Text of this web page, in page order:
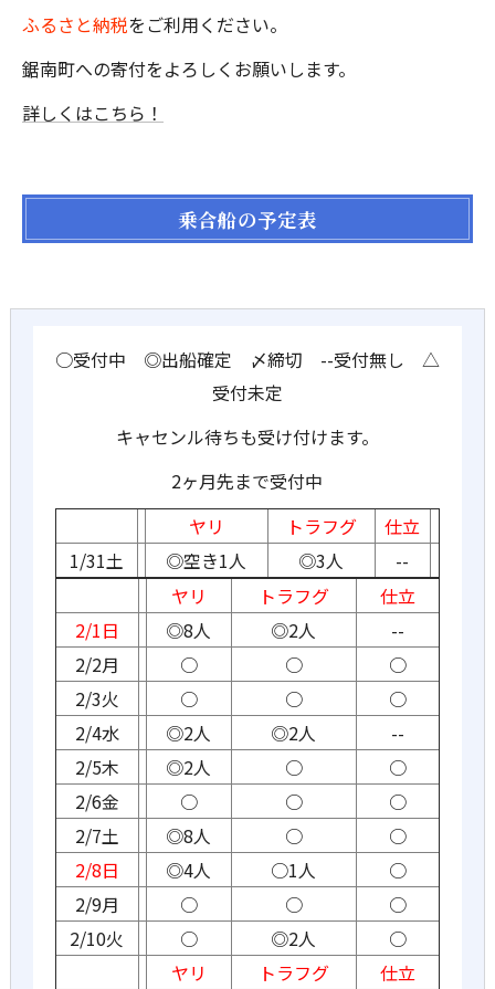
ふるさと納税をご利用ください。
鋸南町への寄付をよろしくお願いします。
詳しくはこちら！
乗合船の予定表
○受付中 ◎出船確定 〆締切 --受付無し △
受付未定
キャセンル待ちも受け付けます。
2ヶ月先まで受付中
ヤリ
トラフグ
仕立
1/31土
◎空き1人 ◎3人
--
ヤリ
トラフグ
仕立
2/1日
◎8人 ◎2人
--
2/2月
○ ○
○
2/3火
○ ○
○
2/4水
◎2人 ◎2人
--
2/5木
◎2人 ○
○
2/6金
○ ○
○
2/7土
◎8人 ○
○
2/8日
◎4人 ○1人
○
2/9月
○ ○
○
2/10火
○ ◎2人
○
ヤリ
トラフグ
仕立